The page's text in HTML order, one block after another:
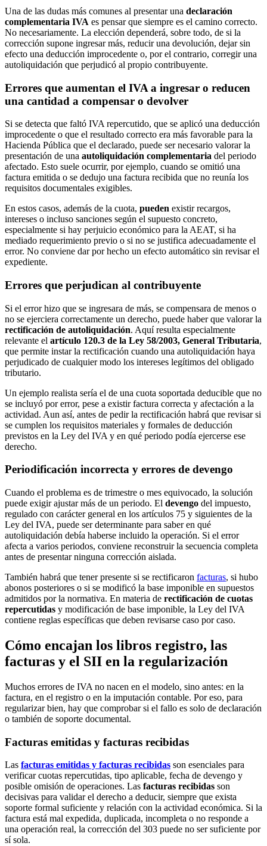
Una de las dudas más comunes al presentar una declaración
complementaria IVA es pensar que siempre es el camino correcto.
No necesariamente. La elección dependerá, sobre todo, de si la
corrección supone ingresar más, reducir una devolución, dejar sin
efecto una deducción improcedente o, por el contrario, corregir una
autoliquidación que perjudicó al propio contribuyente.
Errores que aumentan el IVA a ingresar o reducen
una cantidad a compensar o devolver
Si se detecta que faltó IVA repercutido, que se aplicó una deducción
improcedente o que el resultado correcto era más favorable para la
Hacienda Pública que el declarado, puede ser necesario valorar la
presentación de una autoliquidación complementaria del periodo
afectado. Esto suele ocurrir, por ejemplo, cuando se omitió una
factura emitida o se dedujo una factura recibida que no reunía los
requisitos documentales exigibles.
En estos casos, además de la cuota, pueden existir recargos,
intereses o incluso sanciones según el supuesto concreto,
especialmente si hay perjuicio económico para la AEAT, si ha
mediado requerimiento previo o si no se justifica adecuadamente el
error. No conviene dar por hecho un efecto automático sin revisar el
expediente.
Errores que perjudican al contribuyente
Si el error hizo que se ingresara de más, se compensara de menos o
no se ejerciera correctamente un derecho, puede haber que valorar la
rectificación de autoliquidación. Aquí resulta especialmente
relevante el artículo 120.3 de la Ley 58/2003, General Tributaria,
que permite instar la rectificación cuando una autoliquidación haya
perjudicado de cualquier modo los intereses legítimos del obligado
tributario.
Un ejemplo realista sería el de una cuota soportada deducible que no
se incluyó por error, pese a existir factura correcta y afectación a la
actividad. Aun así, antes de pedir la rectificación habrá que revisar si
se cumplen los requisitos materiales y formales de deducción
previstos en la Ley del IVA y en qué periodo podía ejercerse ese
derecho.
Periodificación incorrecta y errores de devengo
Cuando el problema es de trimestre o mes equivocado, la solución
puede exigir ajustar más de un periodo. El devengo del impuesto,
regulado con carácter general en los artículos 75 y siguientes de la
Ley del IVA, puede ser determinante para saber en qué
autoliquidación debía haberse incluido la operación. Si el error
afecta a varios periodos, conviene reconstruir la secuencia completa
antes de presentar ninguna corrección aislada.
También habrá que tener presente si se rectificaron facturas, si hubo
abonos posteriores o si se modificó la base imponible en supuestos
admitidos por la normativa. En materia de rectificación de cuotas
repercutidas y modificación de base imponible, la Ley del IVA
contiene reglas específicas que deben revisarse caso por caso.
Cómo encajan los libros registro, las
facturas y el SII en la regularización
Muchos errores de IVA no nacen en el modelo, sino antes: en la
factura, en el registro o en la imputación contable. Por eso, para
regularizar bien, hay que comprobar si el fallo es solo de declaración
o también de soporte documental.
Facturas emitidas y facturas recibidas
Las facturas emitidas y facturas recibidas son esenciales para
verificar cuotas repercutidas, tipo aplicable, fecha de devengo y
posible omisión de operaciones. Las facturas recibidas son
decisivas para validar el derecho a deducir, siempre que exista
soporte formal suficiente y relación con la actividad económica. Si la
factura está mal expedida, duplicada, incompleta o no responde a
una operación real, la corrección del 303 puede no ser suficiente por
sí sola.